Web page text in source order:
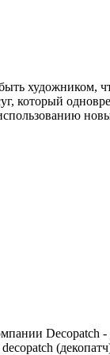
художником,
который
Decopatch